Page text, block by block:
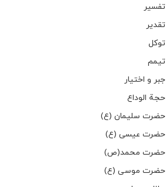
تفسیر
تقدیر
توکل
تیمم
جبر و اختیار
حجة الوداع
حضرت سلیمان (ع)
حضرت عیسی (ع)
حضرت محمد(ص)
حضرت موسی (ع)